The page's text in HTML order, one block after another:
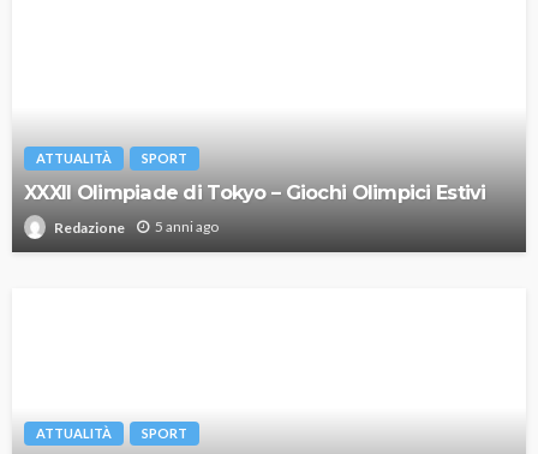
ATTUALITÀ SPORT
XXXII Olimpiade di Tokyo – Giochi Olimpici Estivi
Redazione 5 anni ago
ATTUALITÀ SPORT